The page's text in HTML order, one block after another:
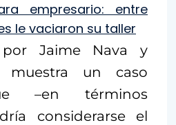
empresario: entre
le vaciaron su taller
Jaime Nava y
muestra un caso
–en términos
considerarse el